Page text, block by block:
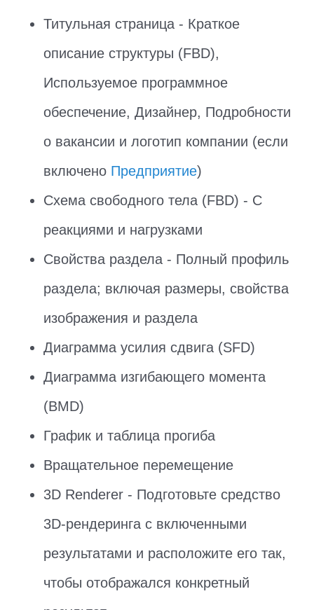
Титульная страница - Краткое
описание структуры (FBD),
Используемое программное
обеспечение, Дизайнер, Подробности
о вакансии и логотип компании (если
включено Предприятие)
Схема свободного тела (FBD) - С
реакциями и нагрузками
Свойства раздела - Полный профиль
раздела; включая размеры, свойства
изображения и раздела
Диаграмма усилия сдвига (SFD)
Диаграмма изгибающего момента
(BMD)
График и таблица прогиба
Вращательное перемещение
3D Renderer - Подготовьте средство
3D-рендеринга с включенными
результатами и расположите его так,
чтобы отображался конкретный